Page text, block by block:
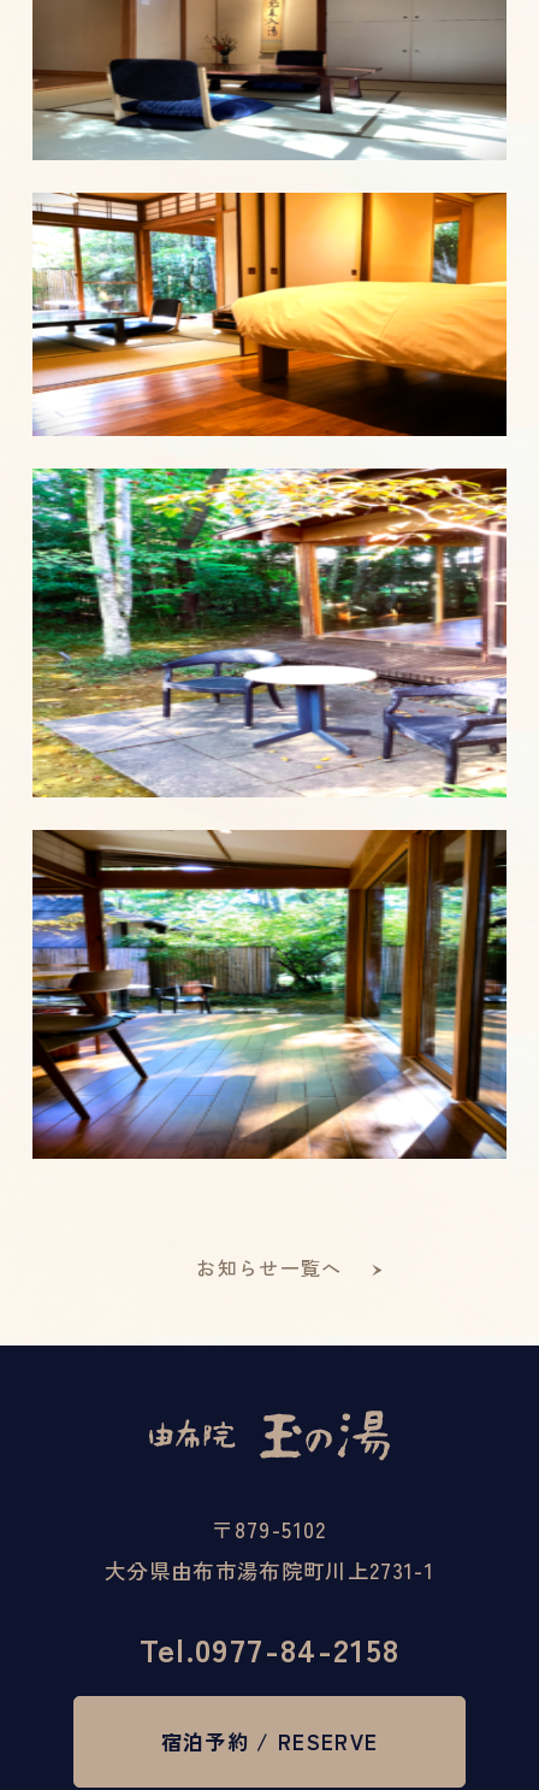
お知らせ一覧へ
〒879-5102
大分県由布市湯布院町川上2731-1
Tel.0977-84-2158
宿泊予約 / RESERVE